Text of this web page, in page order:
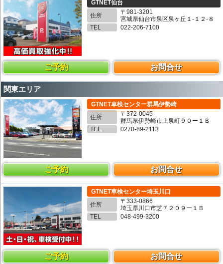
GTNET仙台
住所
〒981-3201
宮城県仙台市泉区泉ヶ丘１-１２-８
TEL
022-206-7100
ご予約 お問合せ
関東エリア
GTNET車検センター群馬伊勢崎
住所
〒372-0045
群馬県伊勢崎市上泉町９０ー１Ｂ
TEL
0270-89-2113
ご予約 お問合せ
GTNET車検センター埼玉川口
住所
〒333-0866
埼玉県川口市芝７２０９ー１Ｂ
TEL
048-499-3200
ご予約 お問合せ